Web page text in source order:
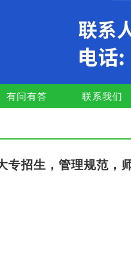
有问有答 联系我们
专招生，管理规范，